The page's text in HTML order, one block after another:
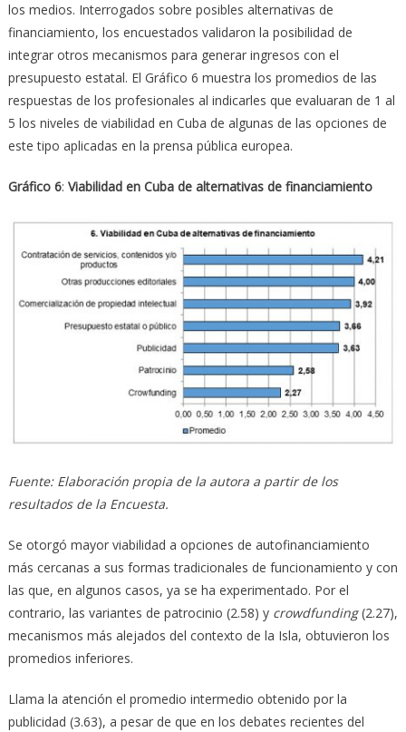
los medios. Interrogados sobre posibles alternativas de
financiamiento, los encuestados validaron la posibilidad de
integrar otros mecanismos para generar ingresos con el
presupuesto estatal. El Gráfico 6 muestra los promedios de las
respuestas de los profesionales al indicarles que evaluaran de 1 al
5 los niveles de viabilidad en Cuba de algunas de las opciones de
este tipo aplicadas en la prensa pública europea.
Gráfico 6: Viabilidad en Cuba de alternativas de financiamiento
Fuente: Elaboración propia de la autora a partir de los
resultados de la Encuesta.
Se otorgó mayor viabilidad a opciones de autofinanciamiento
más cercanas a sus formas tradicionales de funcionamiento y con
las que, en algunos casos, ya se ha experimentado. Por el
contrario, las variantes de patrocinio (2.58) y crowdfunding(2.27),
mecanismos más alejados del contexto de la Isla, obtuvieron los
promedios inferiores.
Llama la atención el promedio intermedio obtenido por la
publicidad (3.63), a pesar de que en los debates recientes del